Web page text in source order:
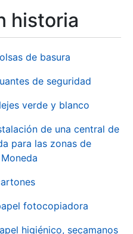
historia
de basura
de seguridad
verde y blanco
de una central de
para las zonas de
fotocopiadora
higiénico, secamanos